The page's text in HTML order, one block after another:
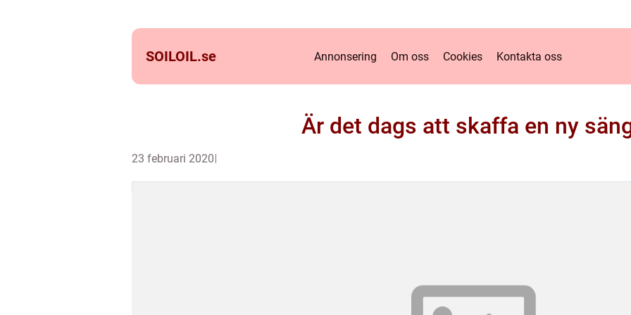
SOILOIL.se Annonsering Om oss Cookies Kontakta oss
Är det dags att skaffa en ny
23 februari 2020